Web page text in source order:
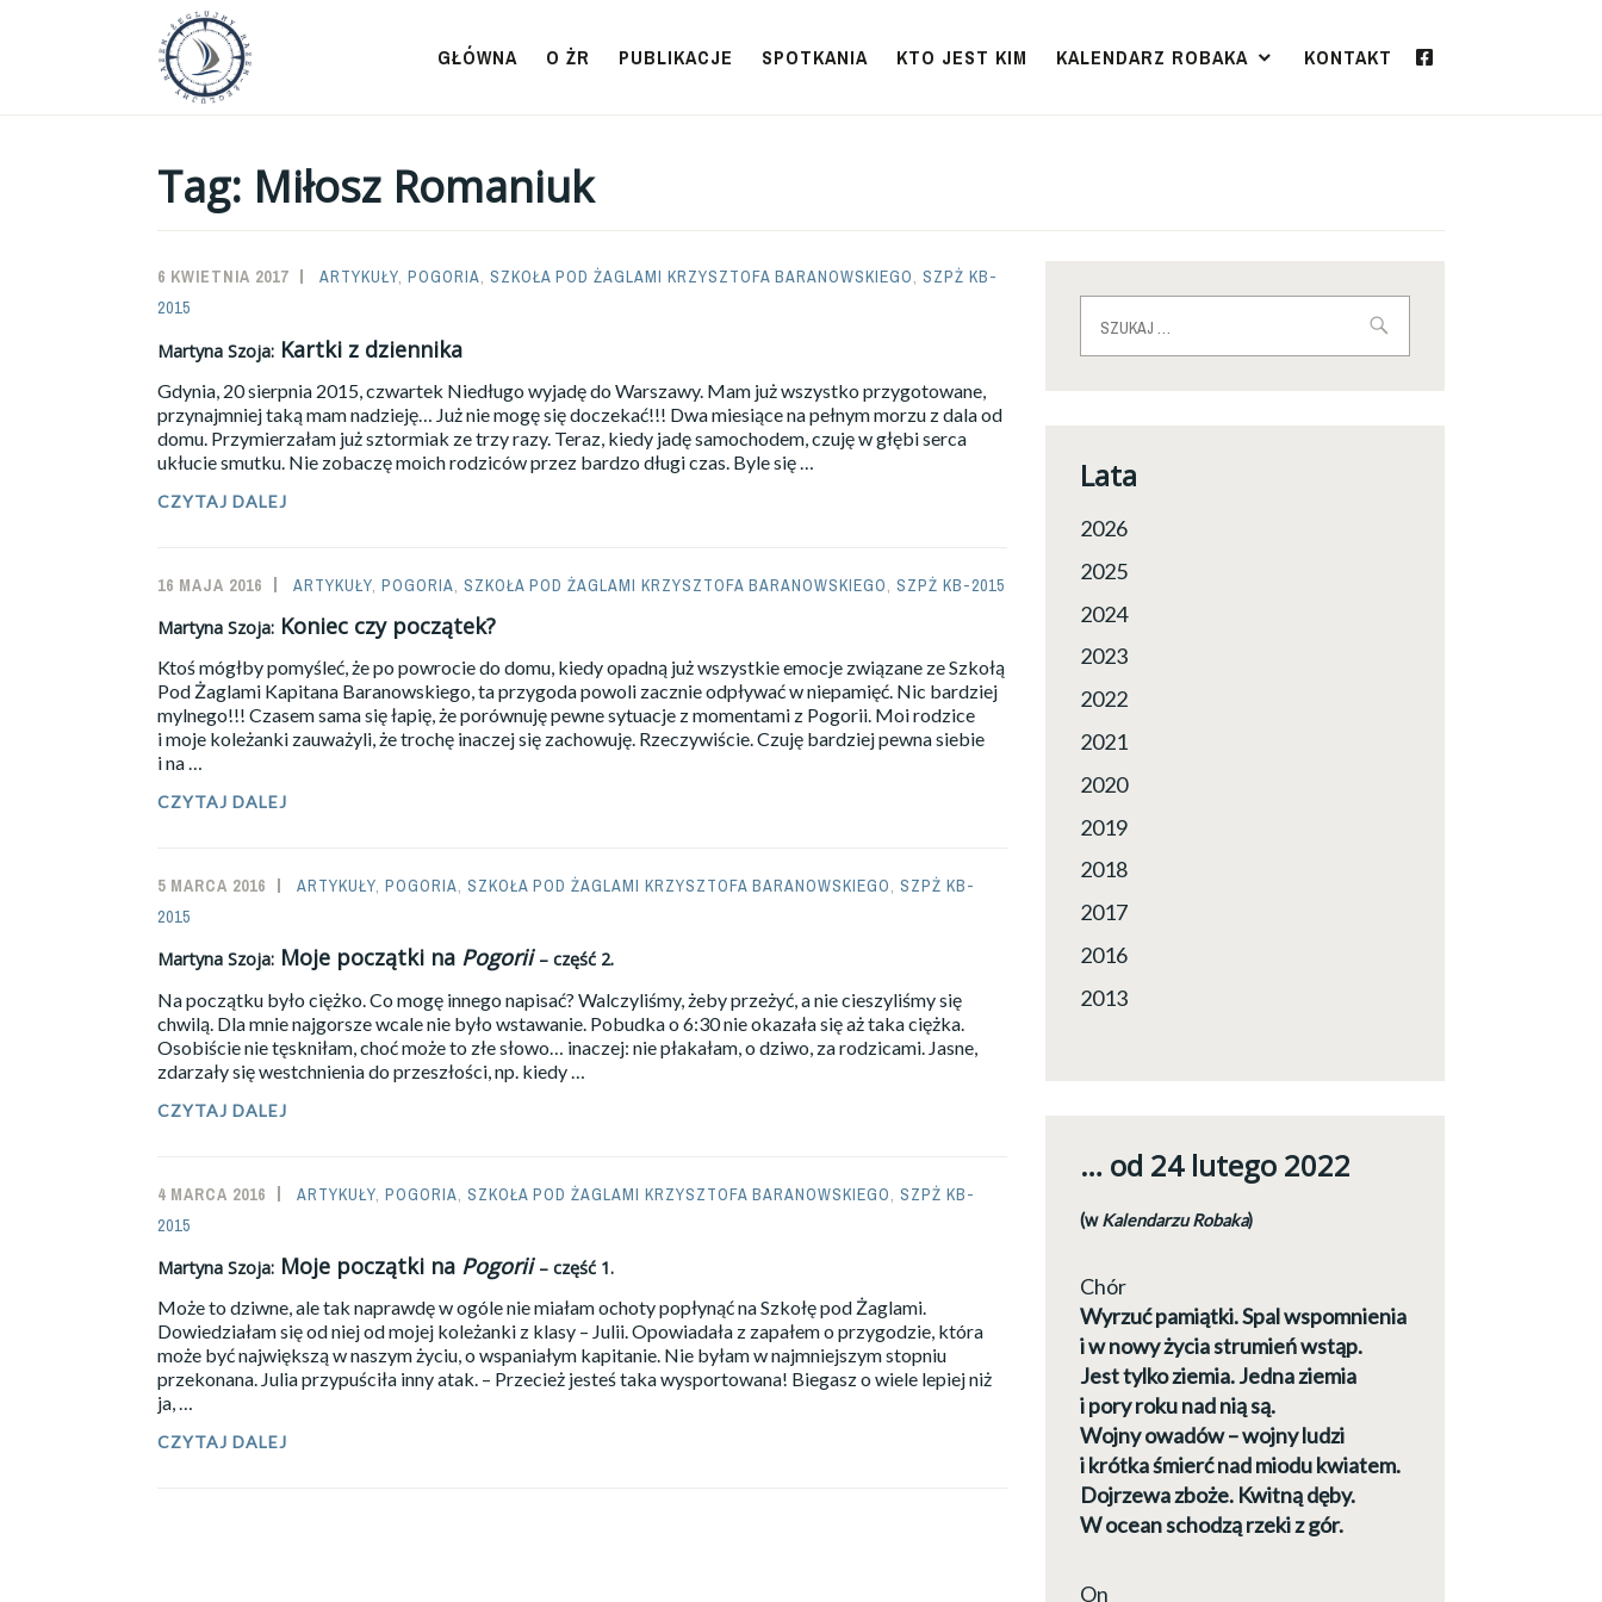
GŁÓWNA O ŻR PUBLIKACJE SPOTKANIA KTO JEST KIM KALENDARZ ROBAKA KONTAKT
Tag: Miłosz Romaniuk
6 KWIETNIA 2017
SAILOR-
ARTYKUŁY, POGORIA, SZKOŁA POD ŻAGLAMI KRZYSZTOFA BARANOWSKIEGO, SZPŻ KB-
2015
Martyna Szoja: Kartki z dziennika
Gdynia, 20 sierpnia 2015, czwartek Niedługo wyjadę do Warszawy. Mam już wszystko przygotowane,
przynajmniej taką mam nadzieję… Już nie mogę się doczekać!!! Dwa miesiące na pełnym morzu z dala od
domu. Przymierzałam już sztormiak ze trzy razy. Teraz, kiedy jadę samochodem, czuję w głębi serca
ukłucie smutku. Nie zobaczę moich rodziców przez bardzo długi czas. Byle się …
CZYTAJ DALEJ
DZIENNIKA
16 MAJA 2016
SAILOR-
ADMIN
ARTYKUŁY, POGORIA, SZKOŁA POD ŻAGLAMI KRZYSZTOFA BARANOWSKIEGO, SZPŻ KB-2015
Martyna Szoja: Koniec czy początek?
Ktoś mógłby pomyśleć, że po powrocie do domu, kiedy opadną już wszystkie emocje związane ze Szkołą
Pod Żaglami Kapitana Baranowskiego, ta przygoda powoli zacznie odpływać w niepamięć. Nic bardziej
mylnego!!! Czasem sama się łapię, że porównuję pewne sytuacje z momentami z Pogorii. Moi rodzice
i moje koleżanki zauważyli, że trochę inaczej się zachowuję. Rzeczywiście. Czuję bardziej pewna siebie
i na …
CZYTAJ DALEJ
POCZĄTEK?
5 MARCA 2016
SAILOR-
ARTYKUŁY, POGORIA, SZKOŁA POD ŻAGLAMI KRZYSZTOFA BARANOWSKIEGO, SZPŻ KB-
2015
Martyna Szoja: Moje początki na Pogorii – część 2.
Na początku było ciężko. Co mogę innego napisać? Walczyliśmy, żeby przeżyć, a nie cieszyliśmy się
chwilą. Dla mnie najgorsze wcale nie było wstawanie. Pobudka o 6:30 nie okazała się aż taka ciężka.
Osobiście nie tęskniłam, choć może to złe słowo… inaczej: nie płakałam, o dziwo, za rodzicami. Jasne,
zdarzały się westchnienia do przeszłości, np. kiedy …
CZYTAJ DALEJ
NA
CZĘŚĆ
4 MARCA 2016
SAILOR-
ARTYKUŁY POGORIA SZKOŁA POD ŻAGLAMI KRZYSZTOFA BARANOWSKIEGO SZPŻ KB-
2015
Martyna Szoja: Moje początki na Pogorii – część 1.
Może to dziwne, ale tak naprawdę w ogóle nie miałam ochoty popłynąć na Szkołę pod Żaglami.
Dowiedziałam się od niej od mojej koleżanki z klasy – Julii. Opowiadała z zapałem o przygodzie, która
może być największą w naszym życiu, o wspaniałym kapitanie. Nie byłam w najmniejszym stopniu
przekonana. Julia przypuściła inny atak. – Przecież jesteś taka wysportowana! Biegasz o wiele lepiej niż
ja, …
CZYTAJ DALEJ
Lata
2026
2025
2024
2023
2022
2021
2020
2019
2018
2017
2016
2013
… od 24 lutego 2022
(wKalendarzu Robaka)
Chór
Wyrzuć pamiątki. Spal wspomnienia
i w nowy życia strumień wstąp.
Jest tylko ziemia. Jedna ziemia
i pory roku nad nią są.
Wojny owadów – wojny ludzi
i krótka śmierć nad miodu kwiatem.
Dojrzewa zboże. Kwitną dęby.
W ocean schodzą rzeki z gór.
On